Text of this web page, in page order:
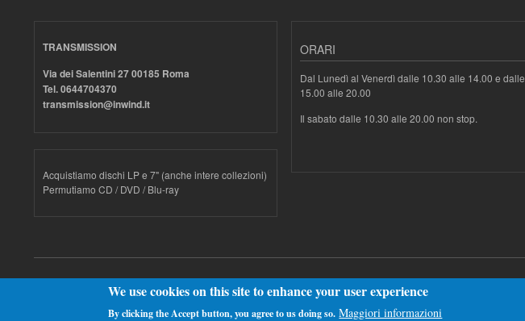
TRANSMISSION
Via dei Salentini 27 00185 Roma
Tel. 0644704370
transmission@inwind.it
Acquistiamo dischi LP e 7" (anche intere collezioni)
Permutiamo CD / DVD / Blu-ray
ORARI
Dal Lunedì al Venerdì dalle 10.30 alle 14.00 e dalle
15.00 alle 20.00
Il sabato dalle 10.30 alle 20.00 non stop.
Drupal
We use cookies on this site to enhance your user experience
By clicking the Accept button, you agree to us doing so. Maggiori informazioni